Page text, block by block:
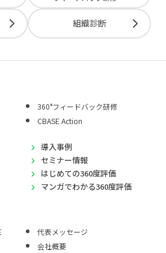
組織診断
360°フィードバック研修
CBASE Action
導入事例
セミナー情報
はじめての360度評価
マンガでわかる360度評価
代表メッセージ
会社概要